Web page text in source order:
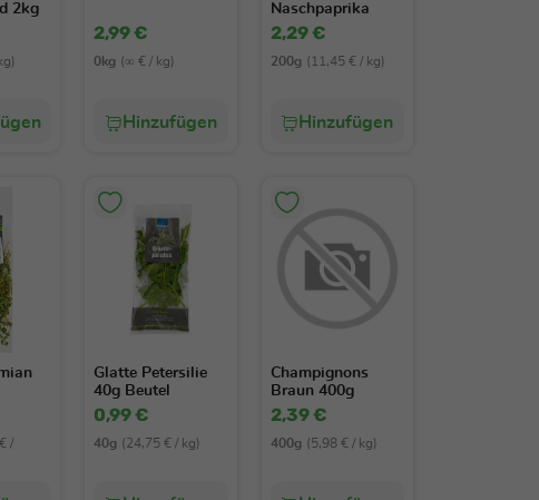
2kg
2,99 €
0kg (∞ € / kg)
Hinzufügen
Naschpaprika
200g
2,29 €
200g (11,45 € / kg)
Hinzufügen
/
Glatte Petersilie
40g Beutel
0,99 €
40g (24,75 € / kg)
Champignons
Braun 400g
2,39 €
400g (5,98 € / kg)